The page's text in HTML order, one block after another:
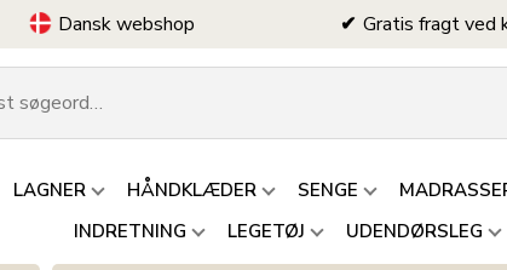
Dansk webshop Gratis fragt ved
LAGNER HÅNDKLÆDER SENGE
INDRETNING
LEGETØJ UDENDØRSLEG